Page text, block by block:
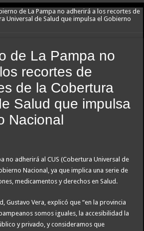
de La Pampa no adherirá a los recortes de
Universal de Salud que impulsa el Gobierno
de La Pampa no
recortes de
de la Cobertura
Salud que impulsa
Nacional
no adherirá al CUS (Cobertura Universal de
Nacional, ya que implica una serie de
medicamentos y derechos en Salud.
Gustavo Vera, explicó que “en la provincia
somos iguales, la accesibilidad la
y privado, y consideramos que